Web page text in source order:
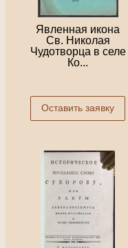
Явленная икона
Св. Николая
Чудотворца в селе
Ко...
Оставить заявку